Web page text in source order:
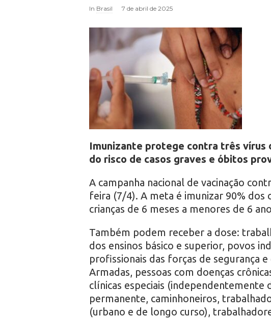
i
r
o
In Brasil 7 de abril de 2025
Imunizante protege contra três vírus
do risco de casos graves e óbitos
A campanha nacional de vacinação
feira (7/4). A meta é imunizar 90%
crianças de 6 meses a menores de 6
Também podem receber a dose:
dos ensinos básico e superior, povos
profissionais das forças de segurança
Armadas, pessoas com doenças
clínicas especiais (independentemente
permanente, caminhoneiros,
(urbano e de longo curso),